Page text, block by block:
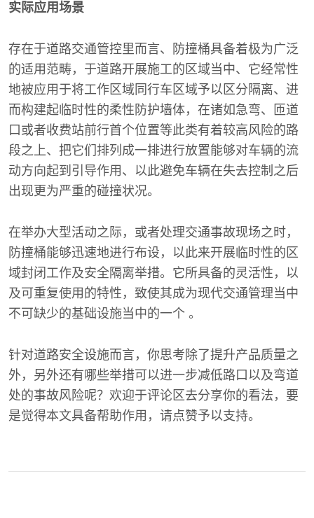
实际应用场景
存在于道路交通管控里而言、防撞桶具备着极为广泛
的适用范畴，于道路开展施工的区域当中、它经常性
地被应用于将工作区域同行车区域予以区分隔离、进
而构建起临时性的柔性防护墙体，在诸如急弯、匝道
口或者收费站前行首个位置等此类有着较高风险的路
段之上、把它们排列成一排进行放置能够对车辆的流
动方向起到引导作用、以此避免车辆在失去控制之后
出现更为严重的碰撞状况。
在举办大型活动之际，或者处理交通事故现场之时，
防撞桶能够迅速地进行布设，以此来开展临时性的区
域封闭工作及安全隔离举措。它所具备的灵活性，以
及可重复使用的特性，致使其成为现代交通管理当中
不可缺少的基础设施当中的一个 。
针对道路安全设施而言，你思考除了提升产品质量之
外，另外还有哪些举措可以进一步减低路口以及弯道
处的事故风险呢？欢迎于评论区去分享你的看法，要
是觉得本文具备帮助作用，请点赞予以支持。